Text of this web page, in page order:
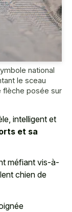
national
le sceau
flèche posée sur
intelligent et
et sa
méfiant vis-à-
chien de